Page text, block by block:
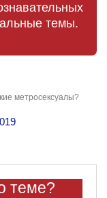
темы.
метросексуалы?
теме?